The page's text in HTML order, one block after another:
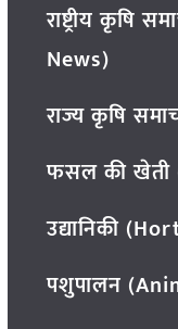
राष्ट्रीय कृषि
News)
राज्य कृषि
फसल की खेती
उद्यानिकी
पशुपालन